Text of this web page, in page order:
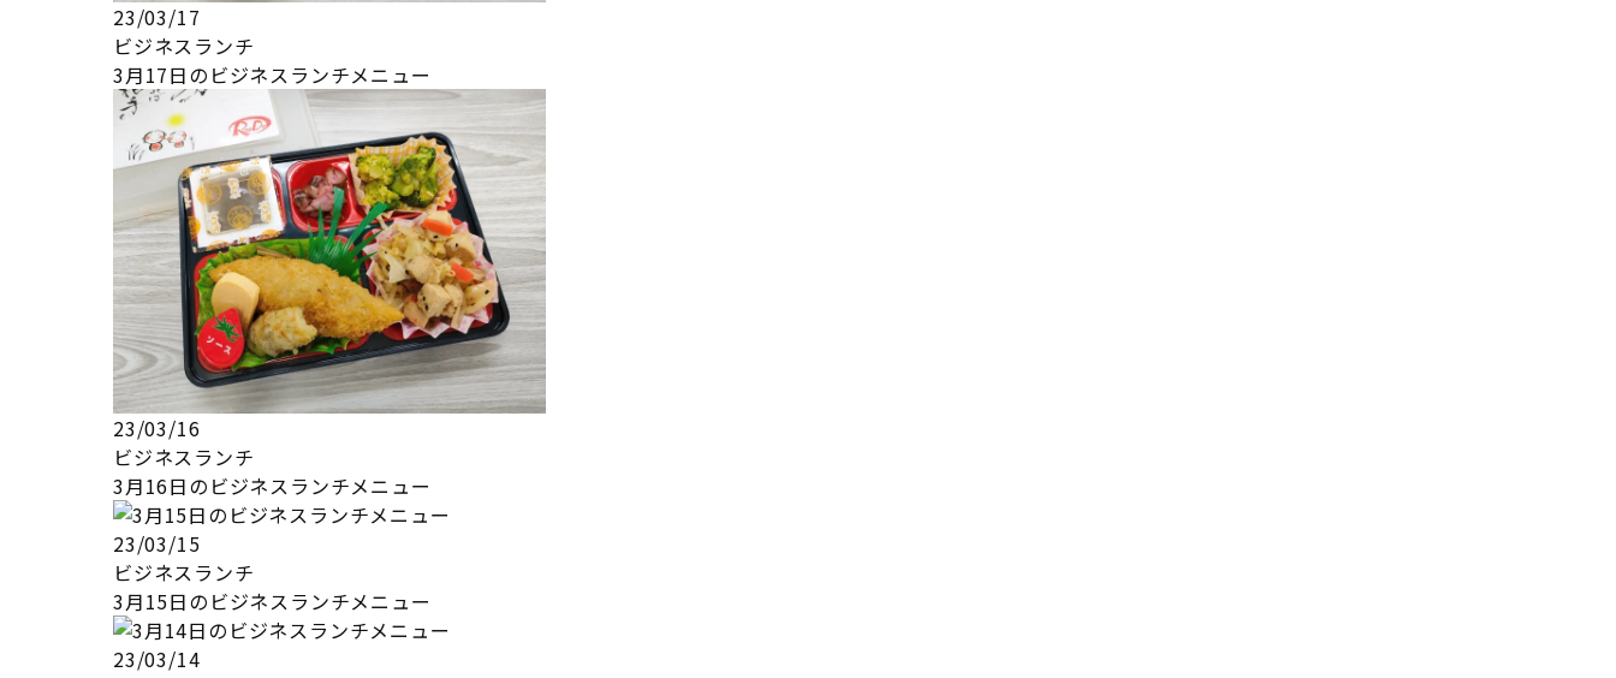
23/03/17
ビジネスランチ
3月17日のビジネスランチメニュー
23/03/16
ビジネスランチ
3月16日のビジネスランチメニュー
23/03/15
ビジネスランチ
3月15日のビジネスランチメニュー
23/03/14